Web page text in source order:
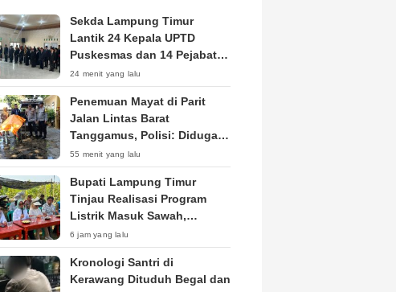
‎Sekda Lampung Timur
Lantik 24 Kepala UPTD
Puskesmas dan 14 Pejabat
Fungsional, Dorong Inovasi
dan Pelayanan Prima
24 menit yang lalu
Penemuan Mayat di Parit
Jalan Lintas Barat
Tanggamus, Polisi: Diduga
ODGJ
55 menit yang lalu
Bupati Lampung Timur
Tinjau Realisasi Program
Listrik Masuk Sawah,
Siapkan Subsidi KWH untuk
Petani
6 jam yang lalu
Kronologi Santri di
Kerawang Dituduh Begal dan